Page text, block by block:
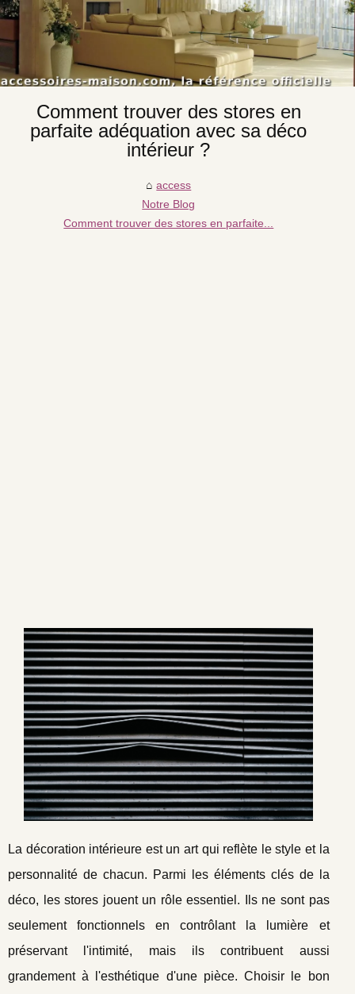
Comment trouver des stores en
parfaite adéquation avec sa déco
intérieur ?
access
Notre Blog
Comment trouver des stores en parfaite...
La décoration intérieure est un art qui reflète le style et la
personnalité de chacun. Parmi les éléments clés de la
déco, les stores jouent un rôle essentiel. Ils ne sont pas
seulement fonctionnels en contrôlant la lumière et
préservant l'intimité, mais ils contribuent aussi
grandement à l'esthétique d'une pièce. Choisir le bon